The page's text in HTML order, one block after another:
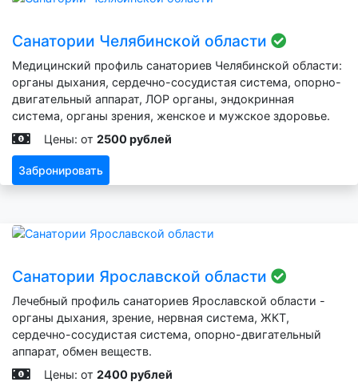
Санатории Челябинской области
Медицинский профиль санаториев Челябинской области:
органы дыхания, сердечно-сосудистая система, опорно-
двигательный аппарат, ЛОР органы, эндокринная
система, органы зрения, женское и мужское здоровье.
Цены: от 2500 рублей
Забронировать
Санатории Ярославской области
Лечебный профиль санаториев Ярославской области -
органы дыхания, зрение, нервная система, ЖКТ,
сердечно-сосудистая система, опорно-двигательный
аппарат, обмен веществ.
Цены: от 2400 рублей